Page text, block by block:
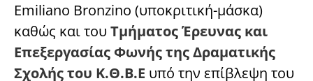
Emiliano Bronzino (υποκριτική-μάσκα)
καθώς και του Τμήματος Έρευνας και
Επεξεργασίας Φωνής της Δραματικής
Σχολής του Κ.Θ.Β.Ε υπό την επίβλεψη του